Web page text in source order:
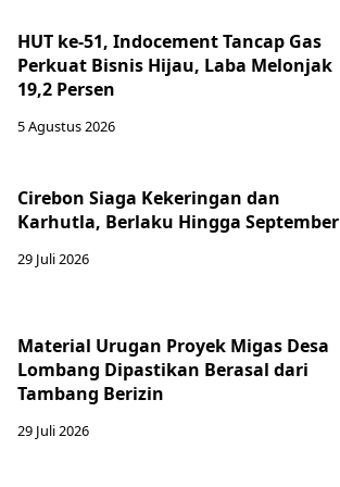
HUT ke-51, Indocement Tancap Gas
Perkuat Bisnis Hijau, Laba Melonjak
19,2 Persen
5 Agustus 2026
Cirebon Siaga Kekeringan dan
Karhutla, Berlaku Hingga September
29 Juli 2026
Material Urugan Proyek Migas Desa
Lombang Dipastikan Berasal dari
Tambang Berizin
29 Juli 2026